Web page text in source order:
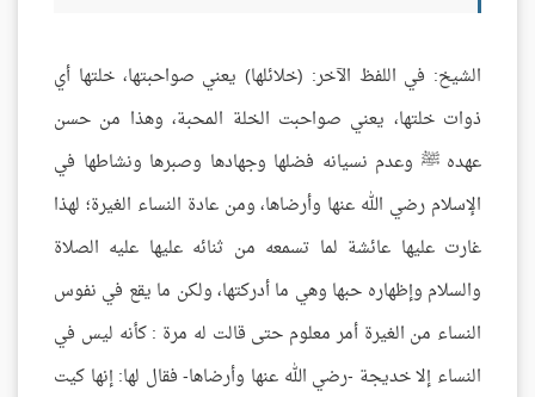
الشيخ: في اللفظ الآخر: (خلائلها) يعني صواحبتها، خلتها أي
ذوات خلتها، يعني صواحبت الخلة المحبة، وهذا من حسن
عهده ﷺ وعدم نسيانه فضلها وجهادها وصبرها ونشاطها في
الإسلام رضي الله عنها وأرضاها، ومن عادة النساء الغيرة؛ لهذا
غارت عليها عائشة لما تسمعه من ثنائه عليها عليه الصلاة
والسلام وإظهاره حبها وهي ما أدركتها، ولكن ما يقع في نفوس
النساء من الغيرة أمر معلوم حتى قالت له مرة : كأنه ليس في
النساء إلا خديجة -رضي الله عنها وأرضاها- فقال لها: إنها كيت